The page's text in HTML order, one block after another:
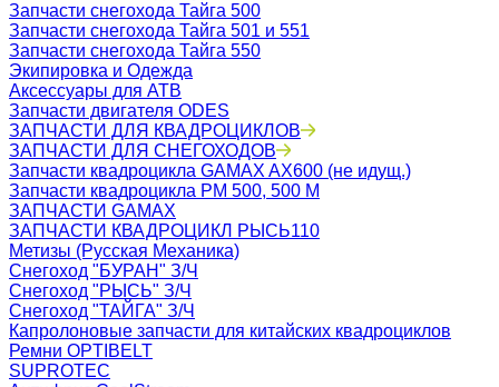
Запчасти снегохода Тайга 500
Запчасти снегохода Тайга 501 и 551
Запчасти снегохода Тайга 550
Экипировка и Одежда
Аксессуары для АТВ
Запчасти двигателя ODES
ЗАПЧАСТИ ДЛЯ КВАДРОЦИКЛОВ
ЗАПЧАСТИ ДЛЯ СНЕГОХОДОВ
Запчасти квадроцикла GAMAX AX600 (не идущ.)
Запчасти квадроцикла РМ 500, 500 М
ЗАПЧАСТИ GAMAX
ЗАПЧАСТИ КВАДРОЦИКЛ РЫСЬ110
Метизы (Русская Механика)
Снегоход "БУРАН" З/Ч
Снегоход "РЫСЬ" З/Ч
Снегоход "ТАЙГА" З/Ч
Капролоновые запчасти для китайских квадроциклов
Ремни OPTIBELT
SUPROTEC